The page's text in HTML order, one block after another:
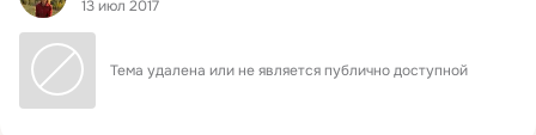
13 июл 2017
Тема удалена или не является публично доступной